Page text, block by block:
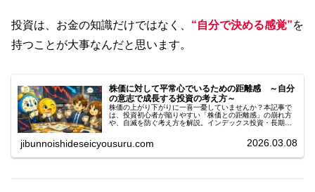
投資は、お金の知識だけではなく、 “自分で決める感覚”を
持つことが大事なんだと思います。
株価に対して平常心でいるための距離感 ～自分
の意志で成長する投資の考え方～
株価の上がり下がりに一喜一憂していませんか？本記事で
は、投資初心者が陥りやすい「株価との距離感」の崩れ方
や、自滅を防ぐ考え方を解説。インデックス投資・長期投
jibunnoishideseicyousuru.com 2026.03.08